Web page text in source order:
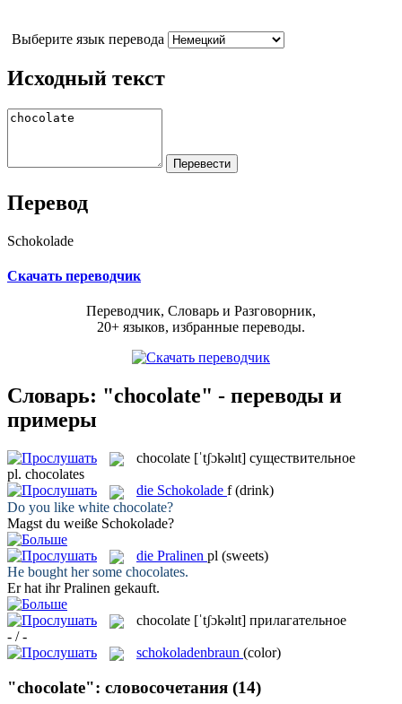
Выберите язык перевода
Исходный текст
Перевод
Schokolade
Скачать переводчик
Переводчик, Словарь и Разговорник,
20+ языков, избранные переводы.
Словарь: "chocolate" - переводы и
примеры
chocolate [ˈtʃɔkəlɪt] существительное
pl. chocolates
die Schokolade f (drink)
Do you like white chocolate?
Magst du weiße Schokolade?
die Pralinen pl (sweets)
He bought her some chocolates.
Er hat ihrPralinen gekauft.
chocolate [ˈtʃɔkəlɪt] прилагательное
- / -
schokoladenbraun (color)
"chocolate": словосочетания (14)